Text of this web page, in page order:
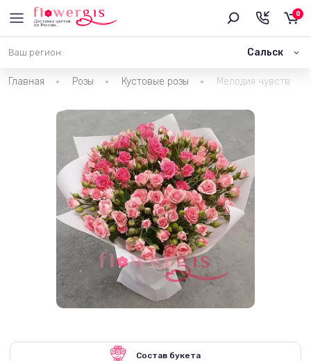
Ваш регион: Сальск
0
Главная Розы Кустовые розы Мелодия чувств
Состав букета